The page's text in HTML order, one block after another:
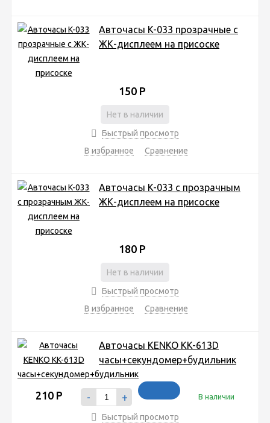
Авточасы K-033 прозрачные с
ЖК-дисплеем на присоске
150 Р
Нет в наличии
Быстрый просмотр
В избранное
Сравнение
Авточасы K-033 с прозрачным
ЖК-дисплеем на присоске
180 Р
Нет в наличии
Быстрый просмотр
В избранное
Сравнение
Авточасы KENKO KK-613D
часы+секундомер+будильник
210 Р - + В наличии
Быстрый просмотр